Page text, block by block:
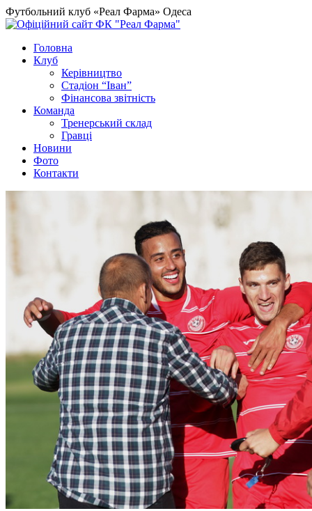
Футбольний клуб «Реал Фарма» Одеса
Головна
Клуб
Керівництво
Стадіон “Іван”
Фінансова звітність
Команда
Тренерський склад
Гравці
Новини
Фото
Контакти